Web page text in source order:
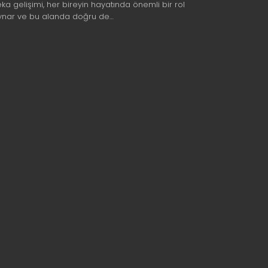
gelişimi, her bireyin hayatında önemli bir rol
ve bu alanda doğru de…